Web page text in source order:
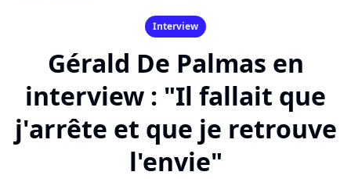
Interview
Gérald De Palmas en
interview : "Il fallait que
j'arrête et que je retrouve
l'envie"